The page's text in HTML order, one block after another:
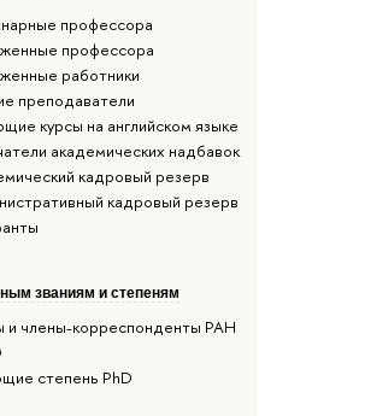
профессора
профессора
работники
преподаватели
курсы на английском языке
академических надбавок
кадровый резерв
кадровый резерв
званиям и степеням
и члены-корреспонденты РАН
степень PhD